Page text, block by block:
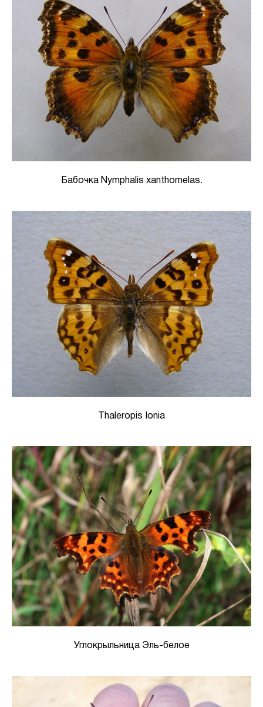
Бабочка Nymphalis xanthomelas.
Thaleropis Ionia
Углокрыльница Эль-белое